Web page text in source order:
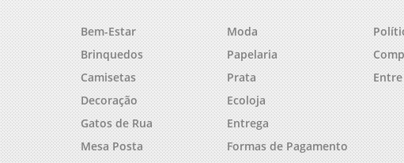
Bem-Estar
Brinquedos
Camisetas
Decoração
Gatos de Rua
Mesa Posta
Moda
Papelaria
Prata
Ecoloja
Entrega
Formas de Pagamento